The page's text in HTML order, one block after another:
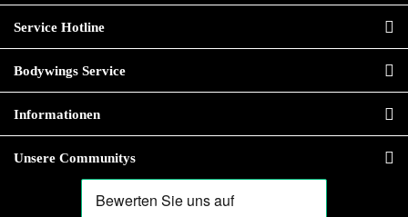
Service Hotline
Bodywings Service
Informationen
Unsere Communitys